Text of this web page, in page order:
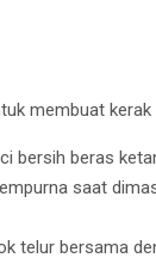
membuat
bersih beras
saat
telur bersama